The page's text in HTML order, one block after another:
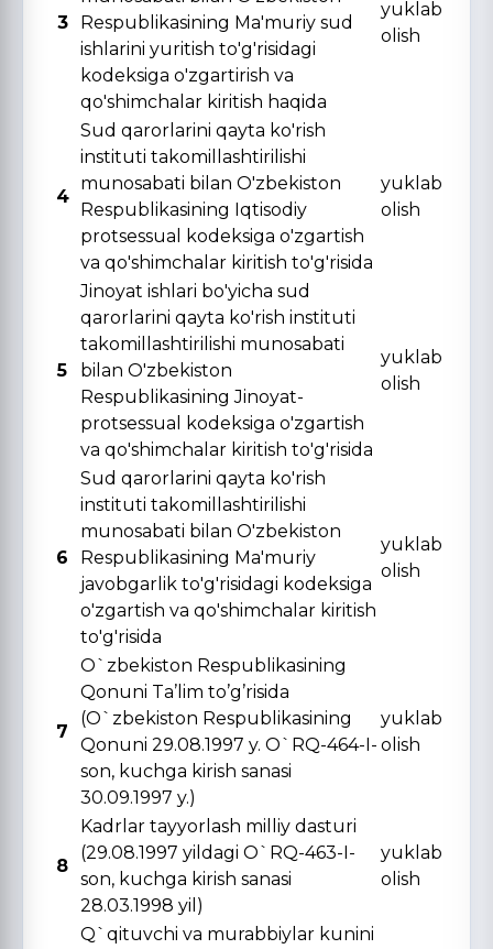
3
Respublikasining Ma'muriy sud
ishlarini yuritish to'g'risidagi
kodeksiga o'zgartirish va
qo'shimchalar kiritish haqida
yuklab
olish
4
Sud qarorlarini qayta ko'rish
instituti takomillashtirilishi
munosabati bilan O'zbekiston
Respublikasining Iqtisodiy
protsessual kodeksiga o'zgartish
va qo'shimchalar kiritish to'g'risida
yuklab
olish
5
Jinoyat ishlari bo'yicha sud
qarorlarini qayta ko'rish instituti
takomillashtirilishi munosabati
bilan O'zbekiston
Respublikasining Jinoyat-
protsessual kodeksiga o'zgartish
va qo'shimchalar kiritish to'g'risida
yuklab
olish
6
Sud qarorlarini qayta ko'rish
instituti takomillashtirilishi
munosabati bilan O'zbekiston
Respublikasining Ma'muriy
javobgarlik to'g'risidagi kodeksiga
o'zgartish va qo'shimchalar kiritish
to'g'risida
yuklab
olish
7
O`zbekiston Respublikasining
Qonuni Ta’lim to’g’risida
(O`zbekiston Respublikasining
Qonuni 29.08.1997 y. O`RQ-464-I-
son, kuchga kirish sanasi
30.09.1997 y.)
yuklab
olish
8
Kadrlar tayyorlash milliy dasturi
(29.08.1997 yildagi O`RQ-463-I-
son, kuchga kirish sanasi
28.03.1998 yil)
yuklab
olish
Q`qituvchi va murabbiylar kunini